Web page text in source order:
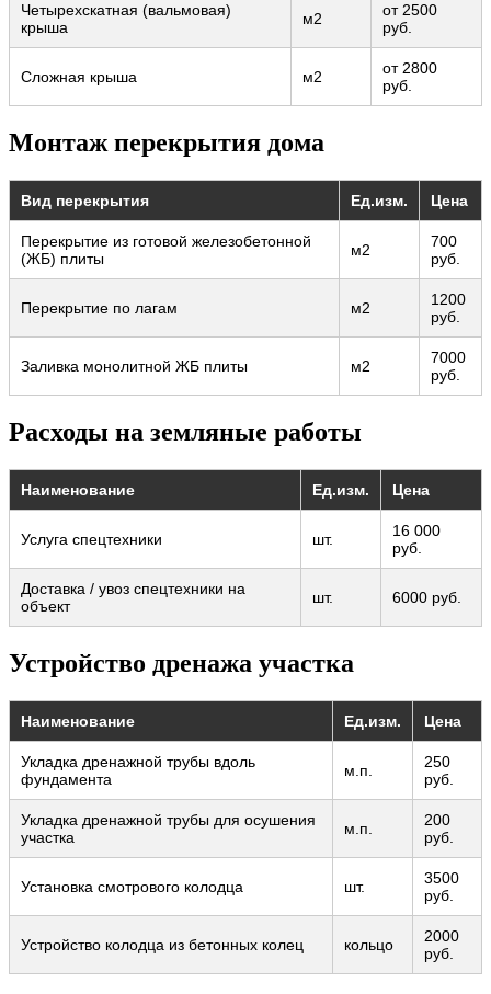
Четырехскатная (вальмовая)
крыша
м2
от 2500
руб.
Сложная крыша м2
от 2800
руб.
Монтаж перекрытия дома
Вид перекрытия Ед.изм. Цена
Перекрытие из готовой железобетонной
(ЖБ) плиты
м2
700
руб.
Перекрытие по лагам м2
1200
руб.
Заливка монолитной ЖБ плиты м2
7000
руб.
Расходы на земляные работы
Наименование Ед.изм. Цена
Услуга спецтехники шт.
16 000
руб.
Доставка / увоз спецтехники на
объект
шт. 6000 руб.
Устройство дренажа участка
Наименование Ед.изм. Цена
Укладка дренажной трубы вдоль
фундамента
м.п.
250
руб.
Укладка дренажной трубы для осушения
участка
м.п.
200
руб.
Установка смотрового колодца шт.
3500
руб.
Устройство колодца из бетонных колец кольцо
2000
руб.